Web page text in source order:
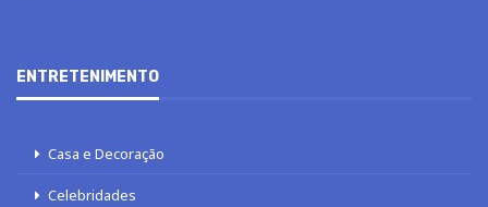
ENTRETENIMENTO
Casa e Decoração
Celebridades